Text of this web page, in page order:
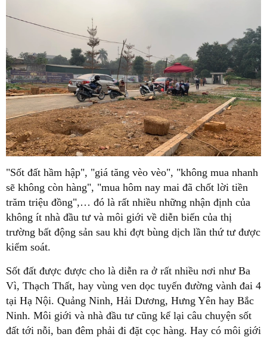
"Sốt đất hầm hập", "giá tăng vèo vèo", "không mua nhanh
sẽ không còn hàng", "mua hôm nay mai đã chốt lời tiền
trăm triệu đồng",… đó là rất nhiều những nhận định của
không ít nhà đầu tư và môi giới về diễn biến của thị
trường bất động sản sau khi đợt bùng dịch lần thứ tư được
kiểm soát.
Sốt đất được được cho là diễn ra ở rất nhiều nơi như Ba
Vì, Thạch Thất, hay vùng ven dọc tuyến đường vành đai 4
tại Hạ Nội. Quảng Ninh, Hải Dương, Hưng Yên hay Bắc
Ninh. Môi giới và nhà đầu tư cũng kể lại câu chuyện sốt
đất tới nỗi, ban đêm phải đi đặt cọc hàng. Hay có môi giới